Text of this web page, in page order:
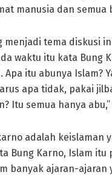
manusia dan semua
menjadi tema diskusi
waktu itu kata Bung
itu abunya Islam?
apa tidak, pakai
Itu semua hanya abu,”
adalah keislaman
Bung Karno, Islam itu
banyak ajaran-ajaran